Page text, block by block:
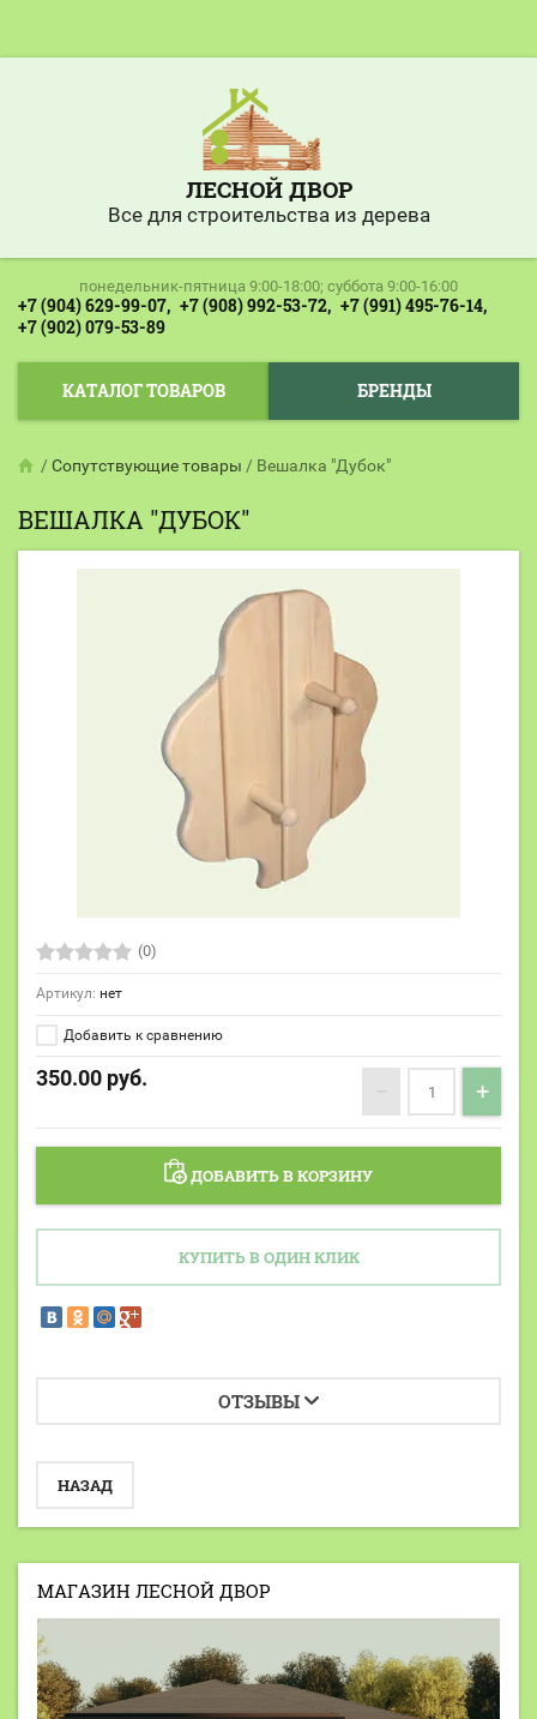
ЛЕСНОЙ ДВОР
Все для строительства из дерева
понедельник-пятница 9:00-18:00; суббота 9:00-16:00
+7 (904) 629-99-07, +7 (908) 992-53-72, +7 (991) 495-76-14,
+7 (902) 079-53-89
КАТАЛОГ ТОВАРОВ БРЕНДЫ
/ Сопутствующие товары / Вешалка "Дубок"
ВЕШАЛКА "ДУБОК"
(0)
Артикул: нет
Добавить к сравнению
350.00 руб. − +
ДОБАВИТЬ В КОРЗИНУ
КУПИТЬ В ОДИН КЛИК
ОТЗЫВЫ
НАЗАД
МАГАЗИН ЛЕСНОЙ ДВОР